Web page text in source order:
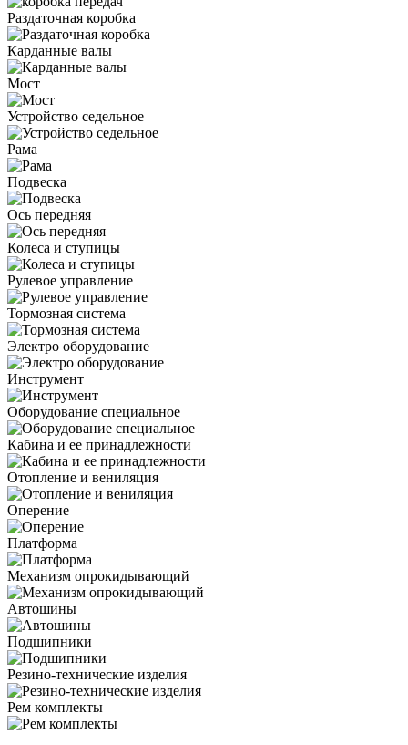
Раздаточная коробка
Карданные валы
Мост
Устройство седельное
Рама
Подвеска
Ось передняя
Колеса и ступицы
Рулевое управление
Тормозная система
Электро оборудование
Инструмент
Оборудование специальное
Кабина и ее принадлежности
Отопление и вениляция
Оперение
Платформа
Механизм опрокидывающий
Автошины
Подшипники
Резино-технические изделия
Рем комплекты